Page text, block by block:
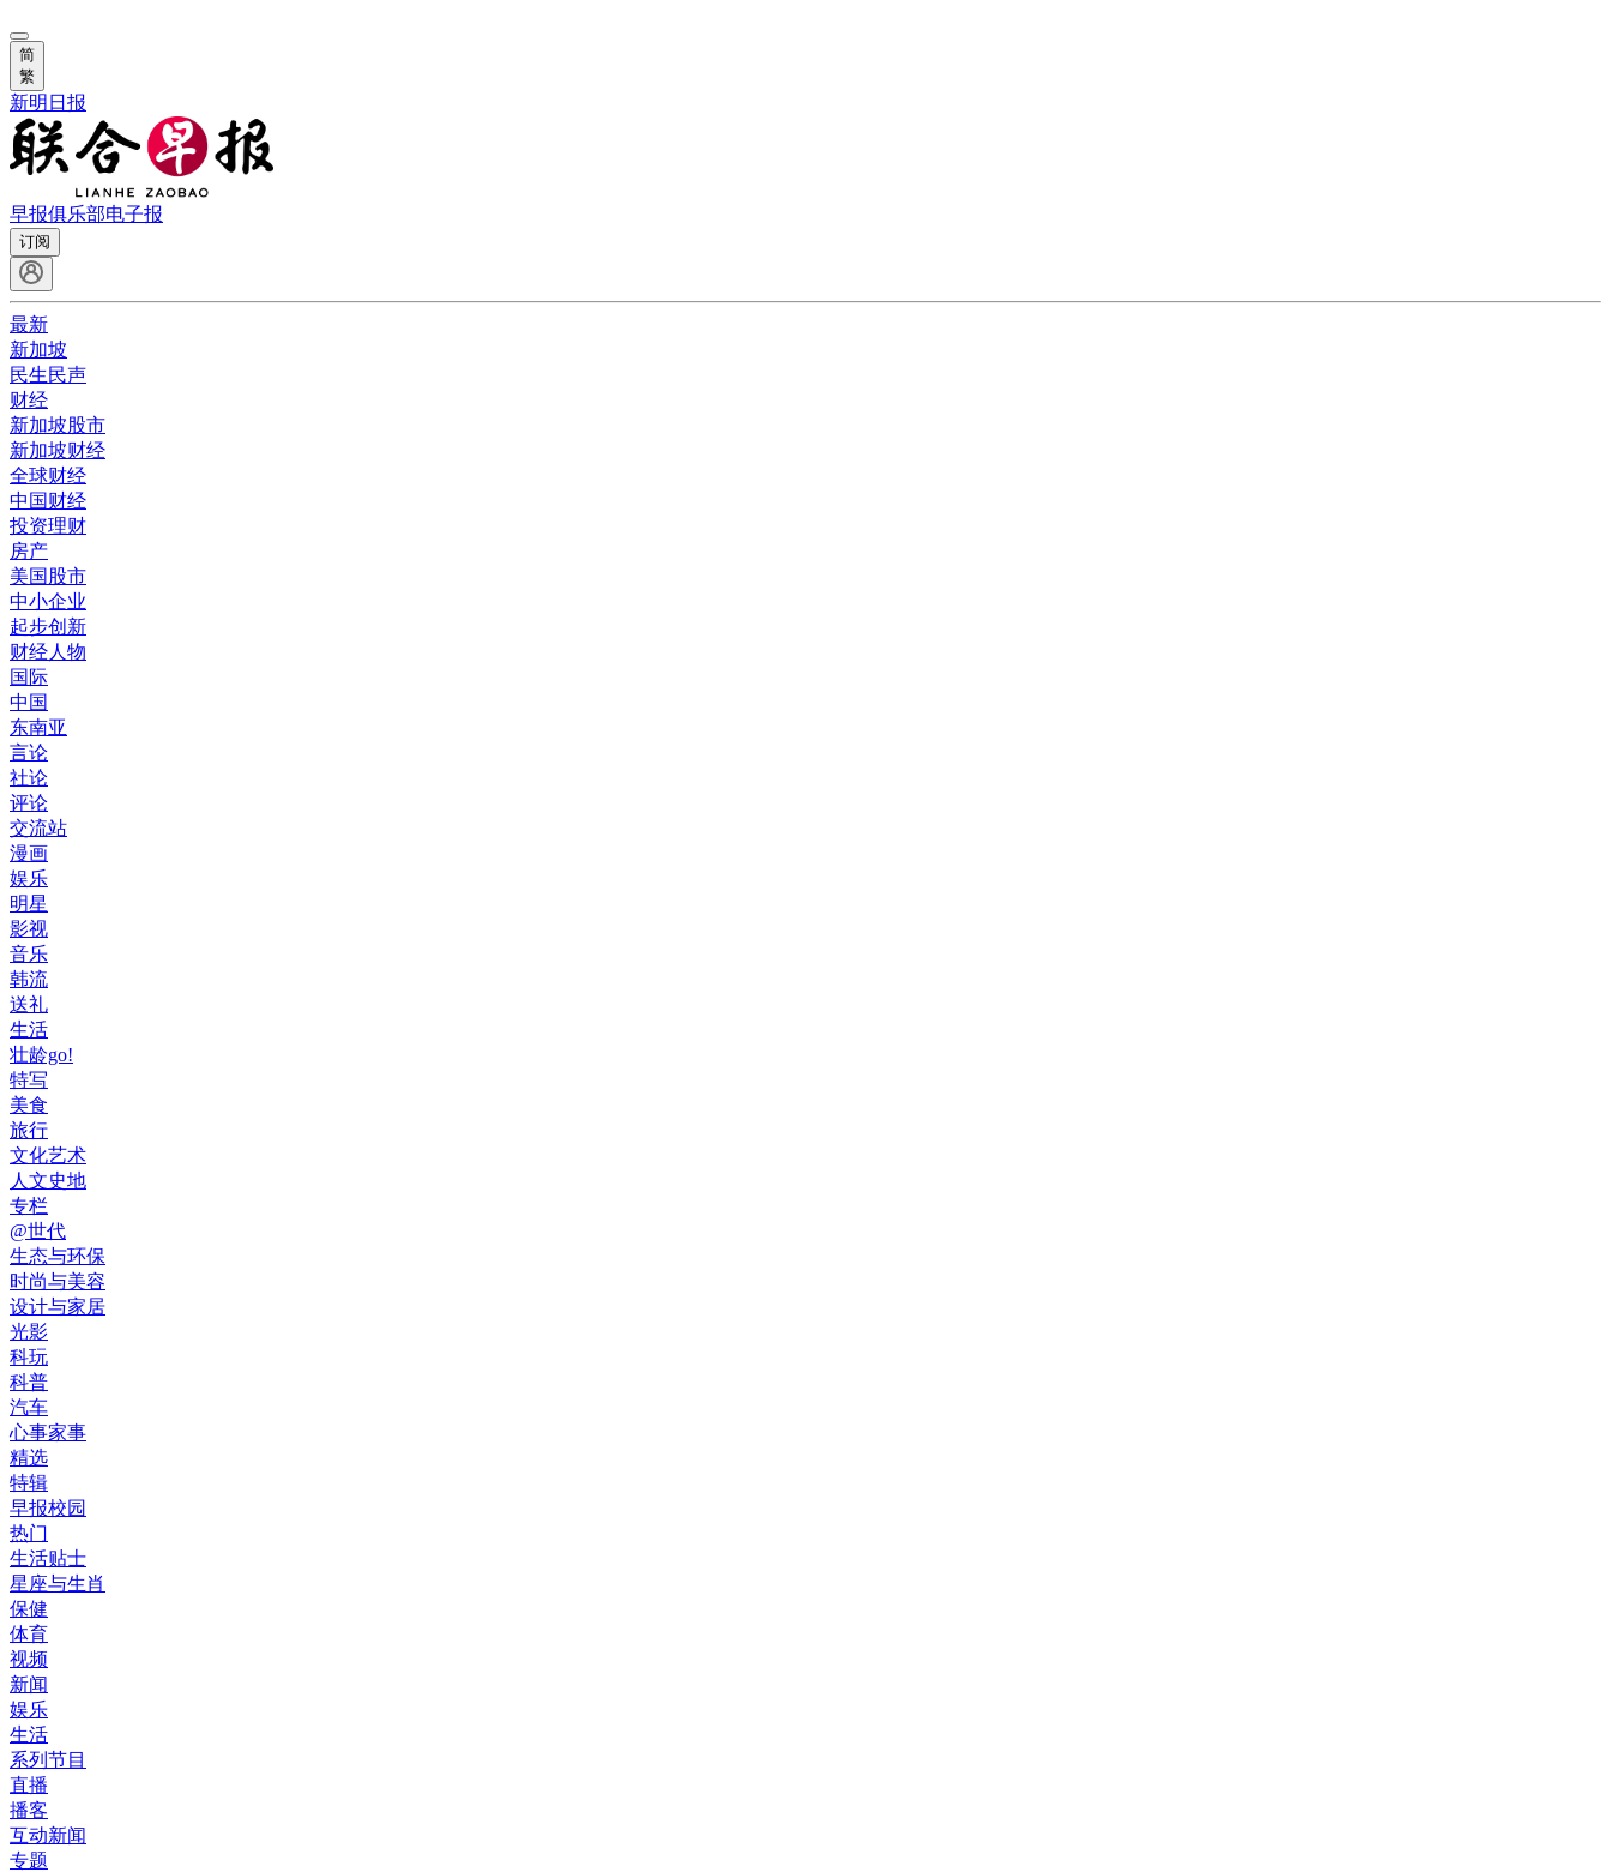
简
繁
新明日报
早报俱乐部电子报
订阅
最新
新加坡
民生民声
财经
新加坡股市
新加坡财经
全球财经
中国财经
投资理财
房产
美国股市
中小企业
起步创新
财经人物
国际
中国
东南亚
言论
社论
评论
交流站
漫画
娱乐
明星
影视
音乐
韩流
送礼
生活
壮龄go!
特写
美食
旅行
文化艺术
人文史地
专栏
@世代
生态与环保
时尚与美容
设计与家居
光影
科玩
科普
汽车
心事家事
精选
特辑
早报校园
热门
生活贴士
星座与生肖
保健
体育
视频
新闻
娱乐
生活
系列节目
直播
播客
互动新闻
专题